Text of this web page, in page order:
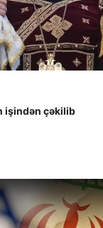
işindən çəkilib